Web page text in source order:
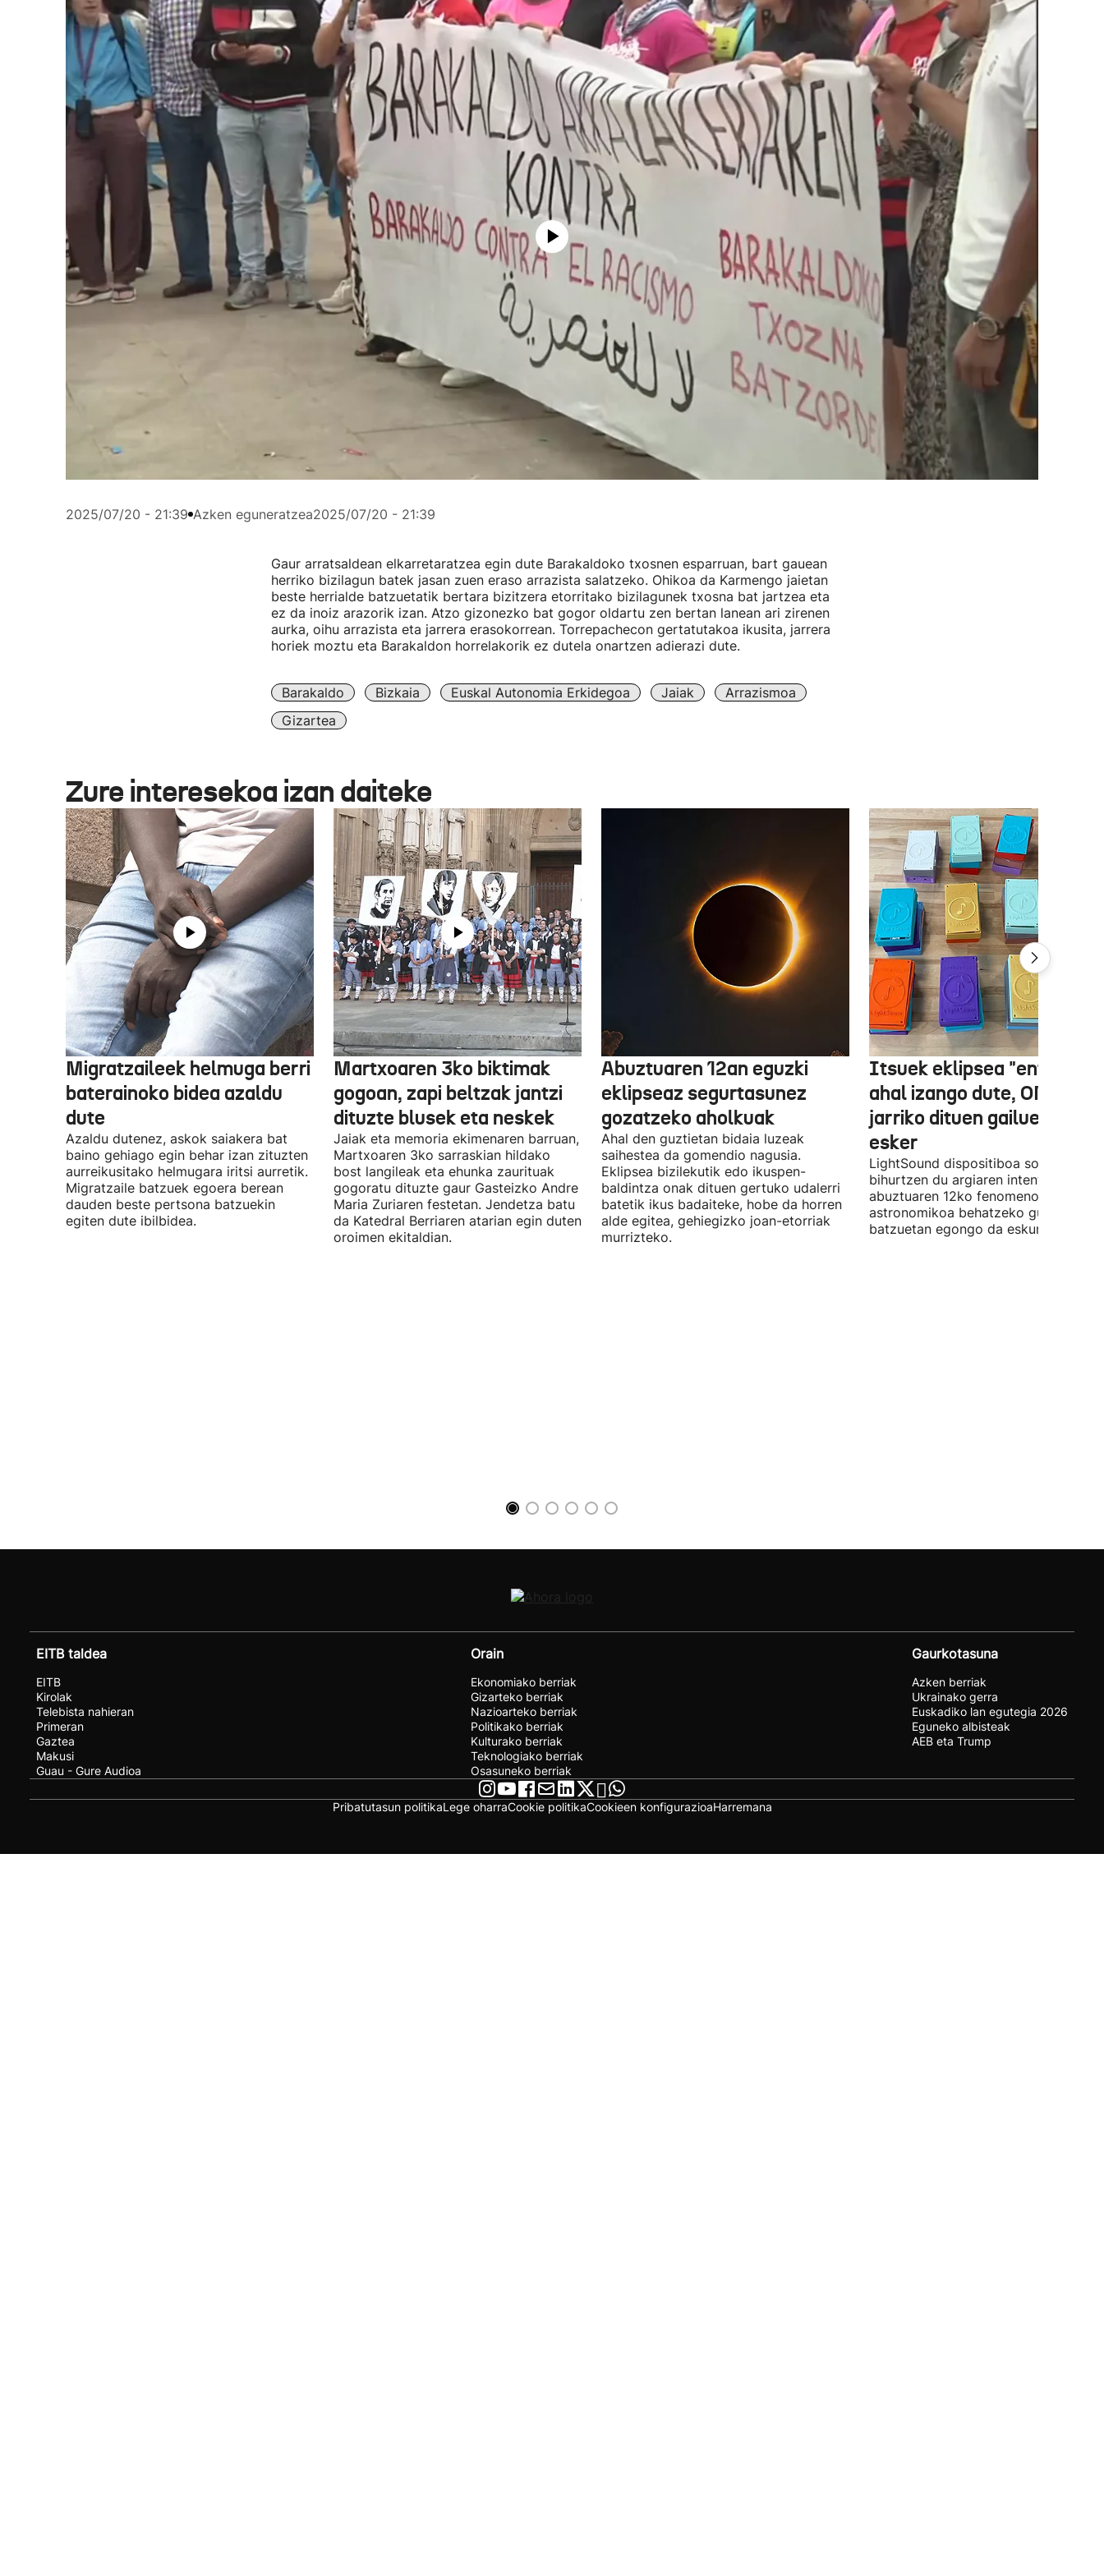
2025/07/20 - 21:39 Azken eguneratzea2025/07/20 - 21:39
Gaur arratsaldean elkarretaratzea egin dute Barakaldoko txosnen esparruan, bart gauean
herriko bizilagun batek jasan zuen eraso arrazista salatzeko. Ohikoa da Karmengo jaietan
beste herrialde batzuetatik bertara bizitzera etorritako bizilagunek txosna bat jartzea eta
ez da inoiz arazorik izan. Atzo gizonezko bat gogor oldartu zen bertan lanean ari zirenen
aurka, oihu arrazista eta jarrera erasokorrean. Torrepachecon gertatutakoa ikusita, jarrera
horiek moztu eta Barakaldon horrelakorik ez dutela onartzen adierazi dute.
Barakaldo Bizkaia Euskal Autonomia Erkidegoa Jaiak
Arrazismoa
Gizartea
Zure interesekoa izan daiteke
Migratzaileek helmuga berri
baterainoko bidea azaldu
dute
Azaldu dutenez, askok saiakera bat
baino gehiago egin behar izan zituzten
aurreikusitako helmugara iritsi aurretik.
Migratzaile batzuek egoera berean
dauden beste pertsona batzuekin
egiten dute ibilbidea.
Martxoaren 3ko biktimak
gogoan, zapi beltzak jantzi
dituzte blusek eta neskek
Jaiak eta memoria ekimenaren barruan,
Martxoaren 3ko sarraskian hildako
bost langileak eta ehunka zaurituak
gogoratu dituzte gaur Gasteizko Andre
Maria Zuriaren festetan. Jendetza batu
da Katedral Berriaren atarian egin duten
oroimen ekitaldian.
Abuztuaren 12an eguzki
eklipseaz segurtasunez
gozatzeko aholkuak
Ahal den guztietan bidaia luzeak
saihestea da gomendio nagusia.
Eklipsea bizilekutik edo ikuspen-
baldintza onak dituen gertuko udalerri
batetik ikus badaiteke, hobe da horren
alde egitea, gehiegizko joan-etorriak
murrizteko.
Itsuek eklipsea "entzun"
ahal izango dute, ONCEk
jarriko dituen gailue
esker
LightSound dispositiboa soinu
bihurtzen du argiaren intentsitatea,
abuztuaren 12ko fenomeno
astronomikoa behatzeko gune
batzuetan egongo da eskuragarri.
EITB taldea
EITB
Kirolak
Telebista nahieran
Primeran
Gaztea
Makusi
Guau - Gure Audioa
Orain
Ekonomiako berriak
Gizarteko berriak
Nazioarteko berriak
Politikako berriak
Kulturako berriak
Teknologiako berriak
Osasuneko berriak
Gaurkotasuna
Azken berriak
Ukrainako gerra
Euskadiko lan egutegia 2026
Eguneko albisteak
AEB eta Trump
Pribatutasun politikaLege oharraCookie politikaCookieen konfigurazioaHarremana